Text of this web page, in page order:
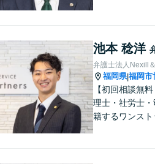
なリーガルサー
たします。
池本 稔洋
弁護士法人Nexill
福岡県|福岡市
【初回相談無
理士・社労士
籍するワンス